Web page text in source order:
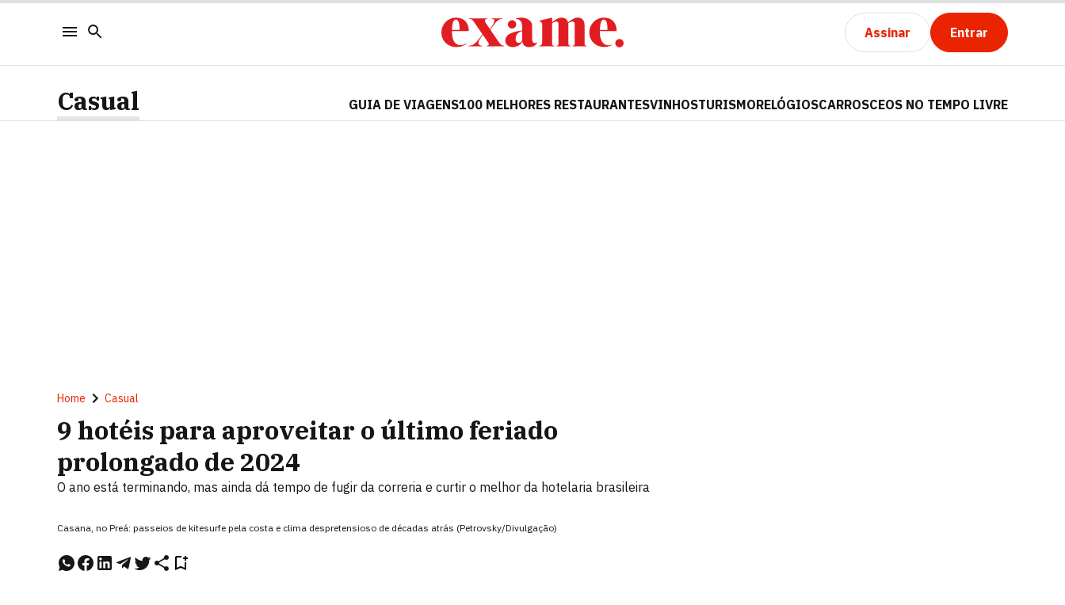
Assinar Entrar
Casual GUIA DE VIAGENS100 MELHORES RESTAURANTESVINHOSTURISMORELÓGIOSCARROSCEOS NO TEMPO LIVRE
Home Casual
9 hotéis para aproveitar o último feriado
prolongado de 2024
O ano está terminando, mas ainda dá tempo de fugir da correria e curtir o melhor da hotelaria brasileira
Casana, no Preá: passeios de kitesurfe pela costa e clima despretensioso de décadas atrás (Petrovsky/Divulgação)